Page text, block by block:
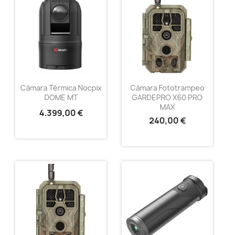
Cámara Térmica Nocpix
DOME MT
4.399,00 €
Cámara Fototrampeo
GARDEPRO X60 PRO
MAX
240,00 €